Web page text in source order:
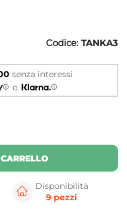
Codice: TANKA3
senza interessi
o
Disponibilità
9 pezzi